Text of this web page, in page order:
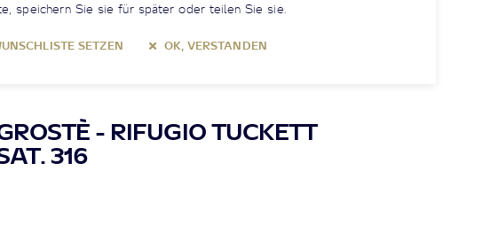
speichern Sie sie für später oder teilen Sie sie.
SETZEN OK, VERSTANDEN
- RIFUGIO TUCKETT
316